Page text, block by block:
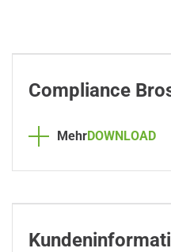
Compliance
MehrDOWNLOAD